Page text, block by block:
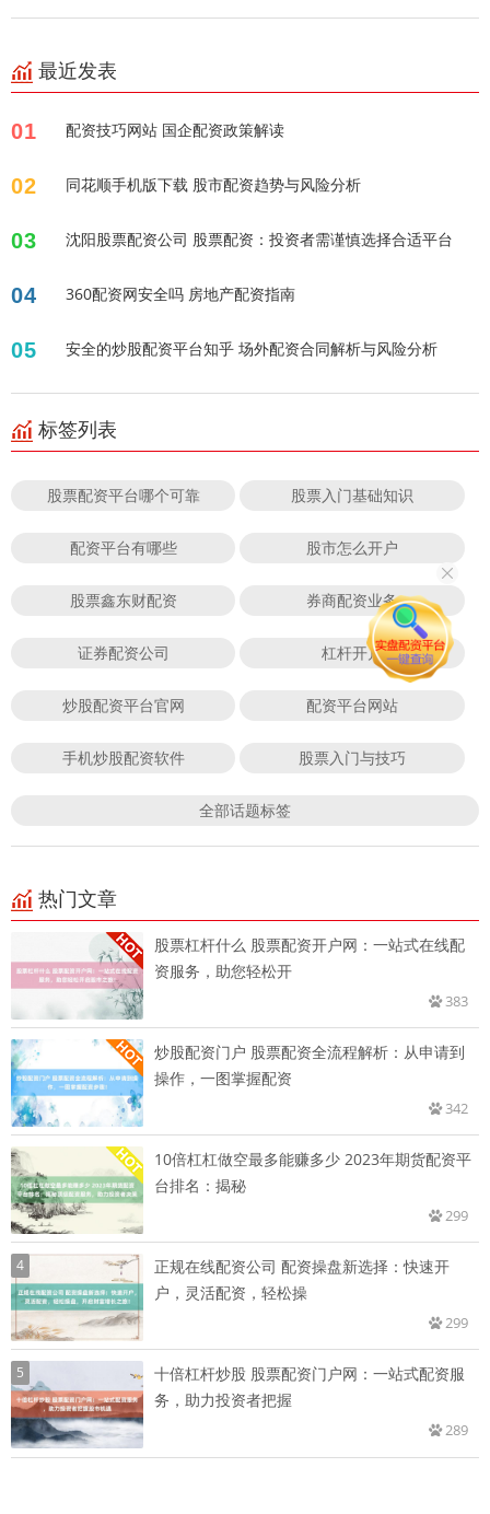
最近发表
01 配资技巧网站 国企配资政策解读
02 同花顺手机版下载 股市配资趋势与风险分析
03 沈阳股票配资公司 股票配资：投资者需谨慎选择合适平台
04 360配资网安全吗 房地产配资指南
05 安全的炒股配资平台知乎 场外配资合同解析与风险分析
标签列表
股票配资平台哪个可靠 股票入门基础知识
配资平台有哪些 股市怎么开户
股票鑫东财配资 券商配资业务
证券配资公司 杠杆开户
炒股配资平台官网 配资平台网站
手机炒股配资软件 股票入门与技巧
全部话题标签
热门文章
股票杠杆什么 股票配资开户网：一站式在线配
资服务，助您轻松开
383
炒股配资门户 股票配资全流程解析：从申请到
操作，一图掌握配资
342
10倍杠杠做空最多能赚多少 2023年期货配资平
台排名：揭秘
299
4
正规在线配资公司 配资操盘新选择：快速开
户，灵活配资，轻松操
299
5
十倍杠杆炒股 股票配资门户网：一站式配资服
务，助力投资者把握
289